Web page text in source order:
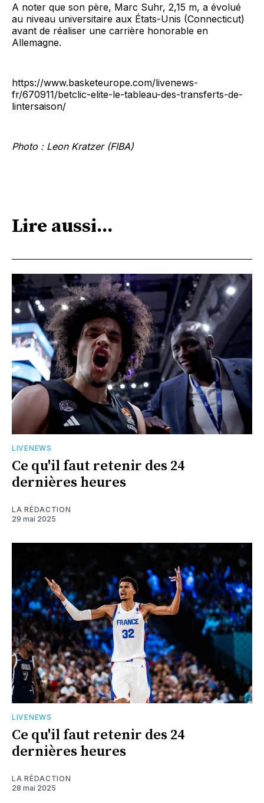
A noter que son père, Marc Suhr, 2,15 m, a évolué
au niveau universitaire aux États-Unis (Connecticut)
avant de réaliser une carrière honorable en
Allemagne.
https://www.basketeurope.com/livenews-
fr/670911/betclic-elite-le-tableau-des-transferts-de-
lintersaison/
Photo : Leon Kratzer (FIBA)
Lire aussi...
LIVENEWS
Ce qu'il faut retenir des 24
dernières heures
LA RÉDACTION
29 mai 2025
LIVENEWS
Ce qu'il faut retenir des 24
dernières heures
LA RÉDACTION
28 mai 2025